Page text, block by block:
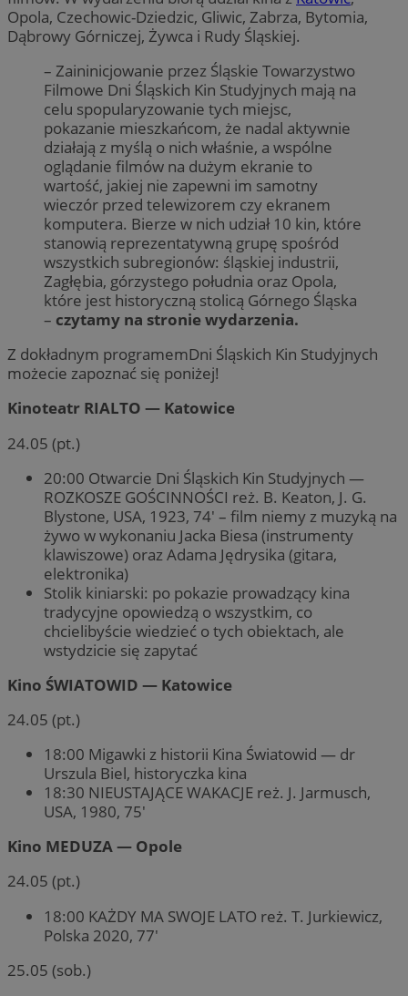
Opola, Czechowic-Dziedzic, Gliwic, Zabrza, Bytomia,
Dąbrowy Górniczej, Żywca i Rudy Śląskiej.
– Zaininicjowanie przez Śląskie Towarzystwo
Filmowe Dni Śląskich Kin Studyjnych mają na
celu spopularyzowanie tych miejsc,
pokazanie mieszkańcom, że nadal aktywnie
działają z myślą o nich właśnie, a wspólne
oglądanie filmów na dużym ekranie to
wartość, jakiej nie zapewni im samotny
wieczór przed telewizorem czy ekranem
komputera. Bierze w nich udział 10 kin, które
stanowią reprezentatywną grupę spośród
wszystkich subregionów: śląskiej industrii,
Zagłębia, górzystego południa oraz Opola,
które jest historyczną stolicą Górnego Śląska
– czytamy na stronie wydarzenia.
Z dokładnym programemDni Śląskich Kin Studyjnych
możecie zapoznać się poniżej!
Kinoteatr RIALTO — Katowice
24.05 (pt.)
20:00 Otwarcie Dni Śląskich Kin Studyjnych —
ROZKOSZE GOŚCINNOŚCI reż. B. Keaton, J. G.
Blystone, USA, 1923, 74′ – film niemy z muzyką na
żywo w wykonaniu Jacka Biesa (instrumenty
klawiszowe) oraz Adama Jędrysika (gitara,
elektronika)
Stolik kiniarski: po pokazie prowadzący kina
tradycyjne opowiedzą o wszystkim, co
chcielibyście wiedzieć o tych obiektach, ale
wstydzicie się zapytać
Kino ŚWIATOWID — Katowice
24.05 (pt.)
18:00 Migawki z historii Kina Światowid — dr
Urszula Biel, historyczka kina
18:30 NIEUSTAJĄCE WAKACJE reż. J. Jarmusch,
USA, 1980, 75′
Kino MEDUZA — Opole
24.05 (pt.)
18:00 KAŻDY MA SWOJE LATO reż. T. Jurkiewicz,
Polska 2020, 77′
25.05 (sob.)